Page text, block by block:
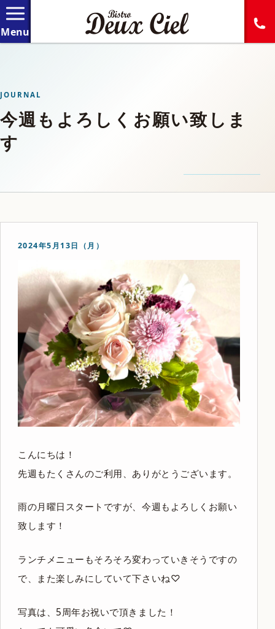
JOURNAL
今週もよろしくお願い致しま
す
2024年5月13日（月）
こんにちは！
先週もたくさんのご利用、ありがとうございます。
雨の月曜日スタートですが、今週もよろしくお願い
致します！
ランチメニューもそろそろ変わっていきそうですの
で、また楽しみにしていて下さいね♡
写真は、5周年お祝いで頂きました！